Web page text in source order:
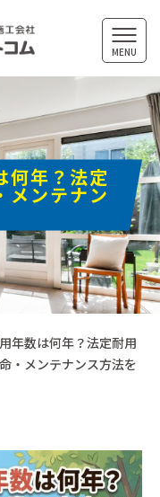
MENU
何年？法定
メンテナン
年数は何年？法定耐用
・メンテナンス方法を